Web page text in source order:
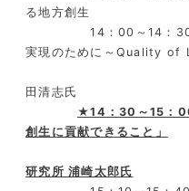
る地方創生
14：00～14：30 基
実現のために～Quality of
東海大
田清志氏
★14：30～15：
創生に貢献できること」
研究所 浦崎太郎氏